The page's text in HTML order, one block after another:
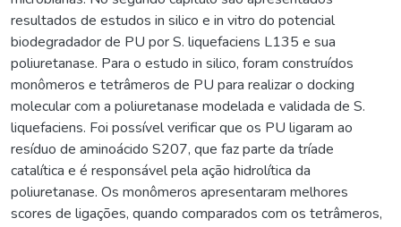
resultados de estudos in silico e in vitro do potencial
biodegradador de PU por S. liquefaciens L135 e sua
poliuretanase. Para o estudo in silico, foram construídos
monômeros e tetrâmeros de PU para realizar o docking
molecular com a poliuretanase modelada e validada de S.
liquefaciens. Foi possível verificar que os PU ligaram ao
resíduo de aminoácido S207, que faz parte da tríade
catalítica e é responsável pela ação hidrolítica da
poliuretanase. Os monômeros apresentaram melhores
scores de ligações, quando comparados com os tetrâmeros,